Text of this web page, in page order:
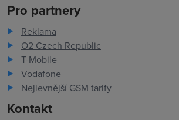
Pro partnery
Reklama
O2 Czech Republic
T-Mobile
Vodafone
Nejlevnější GSM tarify
Kontakt